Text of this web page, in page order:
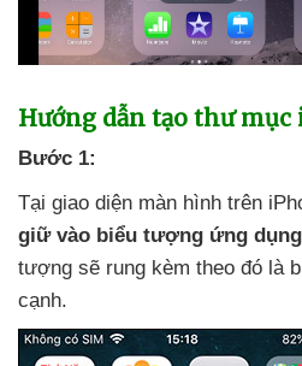
Hướng dẫn tạo thư mục
Bước 1:
Tại giao diện màn hình trên
giữ vào biểu tượng ứng dụng
tượng sẽ rung kèm theo đó là
cạnh.